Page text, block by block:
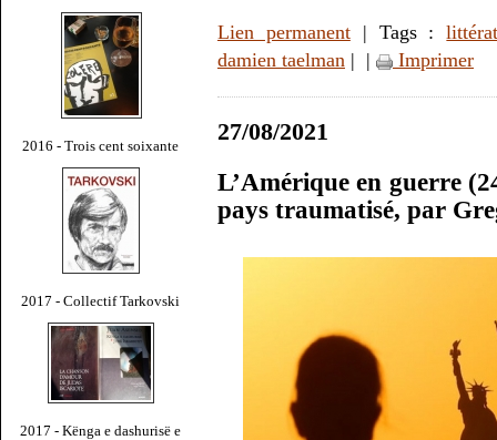
2016 - Trois cent soixante
2017 - Collectif Tarkovski
2017 - Kënga e dashurisë e
Lien permanent| Tags :
damien taelman | | Imprimer
27/08/2021
L’Amérique en guerre
pays traumatisé, par